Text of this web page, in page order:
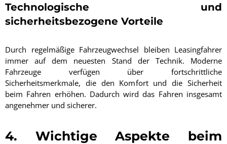
Technologische und
sicherheitsbezogene Vorteile
Durch regelmäßige Fahrzeugwechsel bleiben Leasingfahrer
immer auf dem neuesten Stand der Technik. Moderne
Fahrzeuge verfügen über fortschrittliche
Sicherheitsmerkmale, die den Komfort und die Sicherheit
beim Fahren erhöhen. Dadurch wird das Fahren insgesamt
angenehmer und sicherer.
4. Wichtige Aspekte beim